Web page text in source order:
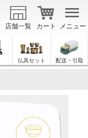
メニュー
カート
店舗一覧
仏具セット 配送・引取